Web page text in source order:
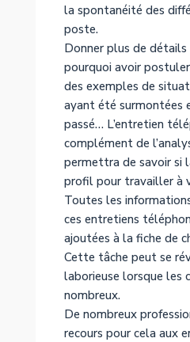
la spontanéité des
poste.
Donner plus de détails
pourquoi avoir postuler
des exemples de
ayant été surmontées
passé… L’entretien
complément de
permettra de savoir si
profil pour travailler à
Toutes les
ces entretiens
ajoutées à la fiche de
Cette tâche peut se
laborieuse lorsque les
nombreux.
De nombreux
recours pour cela aux